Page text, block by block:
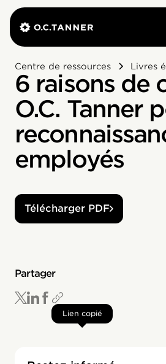
Centre de ressources Livres
6 raisons de
O.C. Tanner
employés
Télécharger PDF
Partager
Lien copié